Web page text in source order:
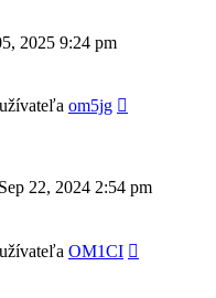
2025 9:24 pm
om5jg
22, 2024 2:54 pm
OM1CI